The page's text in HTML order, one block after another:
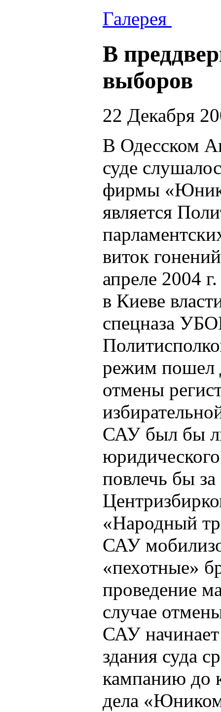
Галерея
В
выборов
22 Декабря
В Одесском
суде
фирмы
является
виток
апреле 2004
в Киеве
спецназа
режим пошел
отмены
САУ был бы
повлечь бы
«Народный
САУ
«пехотные»
проведение
случае
САУ
здания суда
кампанию до
дела